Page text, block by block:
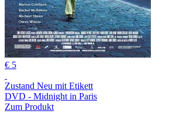
€ 5
Zustand Neu mit Etikett
DVD - Midnight in Paris
Zum Produkt